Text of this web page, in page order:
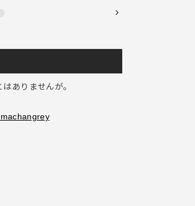
ありませんが。